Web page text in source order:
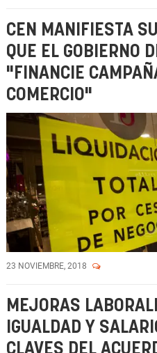
CEN MANIFIESTA
QUE EL GOBIERNO
"FINANCIE
COMERCIO"
23 NOVIEMBRE, 2018
MEJORAS
IGUALDAD Y
CLAVES DEL